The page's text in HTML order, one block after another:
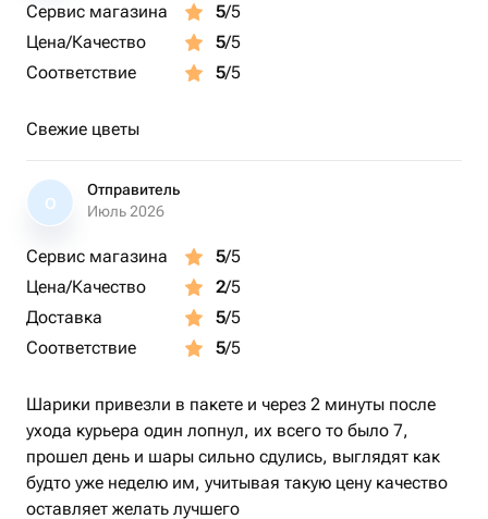
Сервис магазина 5/5
Цена/Качество
5/5
Соответствие
5/5
Свежие цветы
О
Отправитель
Июль 2026
Сервис магазина 5/5
Цена/Качество
2/5
Доставка
5/5
Соответствие
5/5
Шарики привезли в пакете и через 2 минуты после
ухода курьера один лопнул, их всего то было 7,
прошел день и шары сильно сдулись, выглядят как
будто уже неделю им, учитывая такую цену качество
оставляет желать лучшего